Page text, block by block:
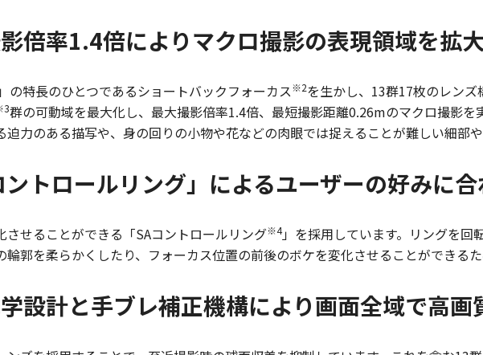
倍率1.4倍によりマクロ撮影の表現領域を拡大
の特長のひとつであるショートバックフォーカス※2を生かし、13群17枚のレン
群の可動域を最大化し、最大撮影倍率1.4倍、最短撮影距離0.26mのマクロ撮影を
迫力のある描写や、身の回りの小物や花などの肉眼では捉えることが難しい細部や
ントロールリング」によるユーザーの好みに
させることができる「SAコントロールリング※4」を採用しています。リングを回
輪郭を柔らかくしたり、フォーカス位置の前後のボケを変化させることができる
設計と手ブレ補正機構により画面全域で高画